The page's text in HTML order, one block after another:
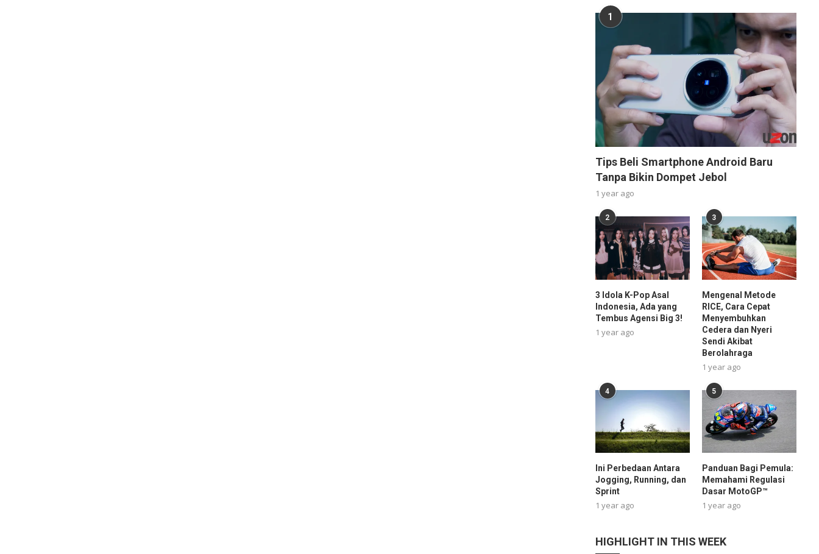
1
Tips Beli Smartphone Android Baru
Tanpa Bikin Dompet Jebol
1 year ago
2
3 Idola K-Pop Asal
Indonesia, Ada yang
Tembus Agensi Big 3!
1 year ago
3
Mengenal Metode
RICE, Cara Cepat
Menyembuhkan
Cedera dan Nyeri
Sendi Akibat
Berolahraga
1 year ago
4
Ini Perbedaan Antara
Jogging, Running, dan
Sprint
1 year ago
5
Panduan Bagi Pemula:
Memahami Regulasi
Dasar MotoGP™
1 year ago
HIGHLIGHT IN THIS WEEK